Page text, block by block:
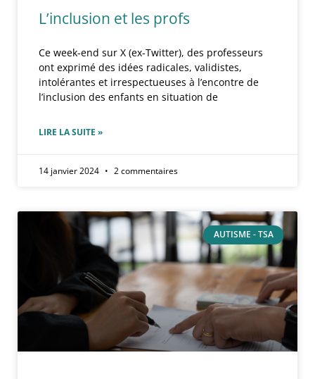
L’inclusion et les profs
Ce week-end sur X (ex-Twitter), des professeurs
ont exprimé des idées radicales, validistes,
intolérantes et irrespectueuses à l’encontre de
l’inclusion des enfants en situation de
LIRE LA SUITE »
14 janvier 2024 2 commentaires
AUTISME - TSA